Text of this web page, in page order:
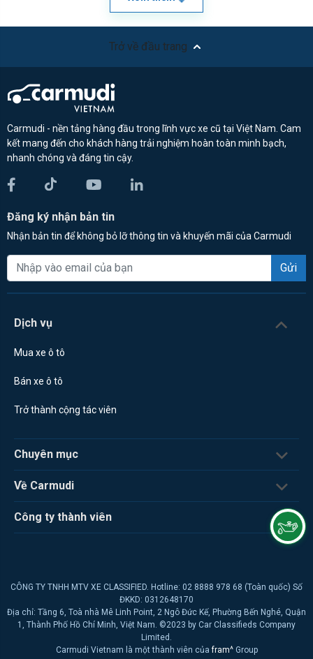
Trở về đầu trang
Carmudi - nền tảng hàng đầu trong lĩnh vực xe cũ tại Việt Nam. Cam
kết mang đến cho khách hàng trải nghiệm hoàn toàn minh bạch,
nhanh chóng và đáng tin cậy.
Đăng ký nhận bản tin
Nhận bản tin để không bỏ lỡ thông tin và khuyến mãi của Carmudi
Gửi
Dịch vụ
Mua xe ô tô
Bán xe ô tô
Trở thành cộng tác viên
Chuyên mục
Về Carmudi
Công ty thành viên
CÔNG TY TNHH MTV XE CLASSIFIED. Hotline: 02 8888 978 68 (Toàn quốc) Số
ĐKKD: 0312648170
Địa chỉ: Tầng 6, Toà nhà Mê Linh Point, 2 Ngô Đức Kế, Phường Bến Nghé, Quận
1, Thành Phố Hồ Chí Minh, Việt Nam. ©2023 by Car Classifieds Company
Limited.
Carmudi Vietnam là một thành viên củafram^ Group